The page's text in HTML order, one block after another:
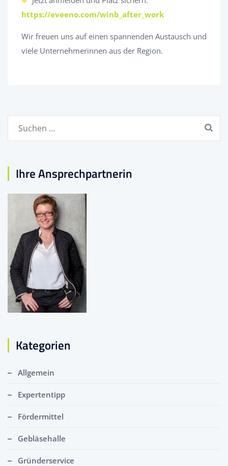
https://eveeno.com/winb_after_work
Wir freuen uns auf einen spannenden Austausch und
viele Unternehmerinnen aus der Region.
Ihre Ansprechpartnerin
Kategorien
Allgemein
Expertentipp
Fördermittel
Gebläsehalle
Gründerservice